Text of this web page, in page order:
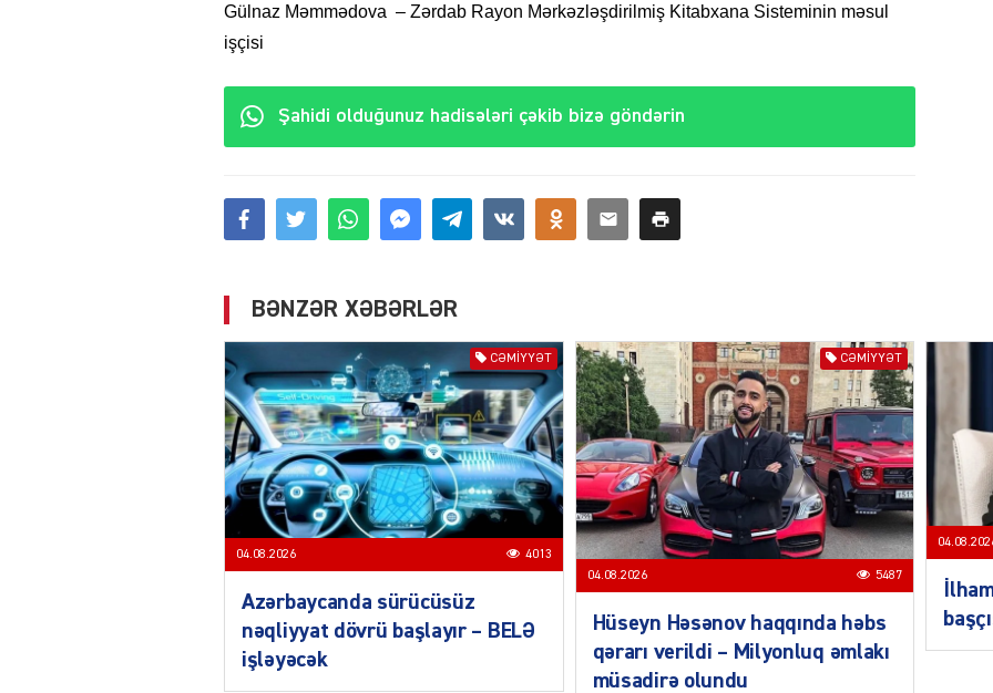
Gülnaz Məmmədova – Zərdab Rayon Mərkəzləşdirilmiş Kitabxana Sisteminin məsul
işçisi
Şahidi olduğunuz hadisələri çəkib bizə göndərin
BƏNZƏR XƏBƏRLƏR
CƏMIYYƏT
04.08.2026 4013
Azərbaycanda sürücüsüz
nəqliyyat dövrü başlayır – BELƏ
işləyəcək
CƏMIYYƏT
04.08.2026 5487
Hüseyn Həsənov haqqında həbs
qərarı verildi – Milyonluq əmlakı
müsadirə olundu